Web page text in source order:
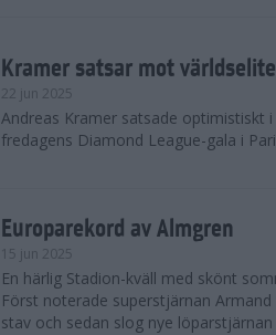
Kramer satsar mot
22 jun 2025
Andreas Kramer satsade optimistiskt
fredagens Diamond League-gala i
Europarekord av Almgren
15 jun 2025
En härlig Stadion-kväll med skönt
Först noterade superstjärnan
stav och sedan slog nye löparstjärnan